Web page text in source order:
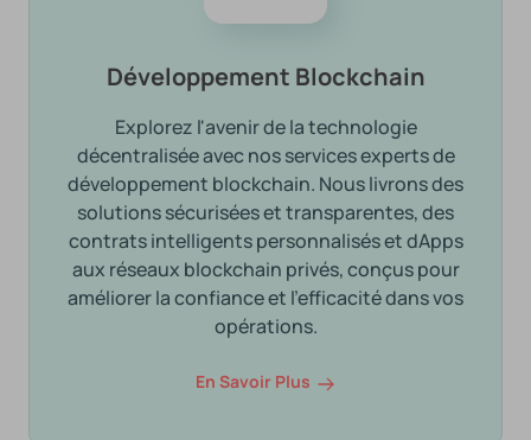
Développement Blockchain
Explorez l'avenir de la technologie
décentralisée avec nos services experts de
développement blockchain. Nous livrons des
solutions sécurisées et transparentes, des
contrats intelligents personnalisés et dApps
aux réseaux blockchain privés, conçus pour
améliorer la confiance et l'efficacité dans vos
opérations.
En Savoir Plus